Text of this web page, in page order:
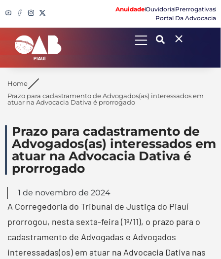
AnuidadeOuvidoriaPrerrogativas
Portal Da Advocacia
Search
Home
Prazo para cadastramento de Advogados(as) interessados em
atuar na Advocacia Dativa é prorrogado
Prazo para cadastramento de
Advogados(as) interessados em
atuar na Advocacia Dativa é
prorrogado
1 de novembro de 2024
A Corregedoria do Tribunal de Justiça do Piauí
prorrogou, nesta sexta-feira (1º/11), o prazo para o
cadastramento de Advogadas e Advogados
interessadas(os) em atuar na Advocacia Dativa nas